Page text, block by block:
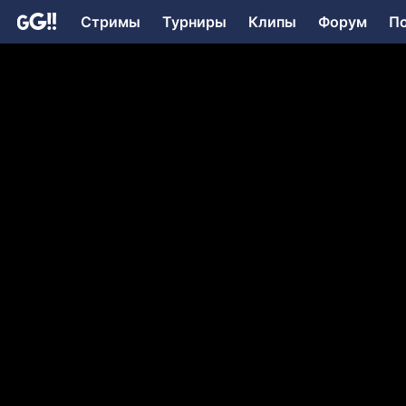
Стримы Турниры Клипы Форум